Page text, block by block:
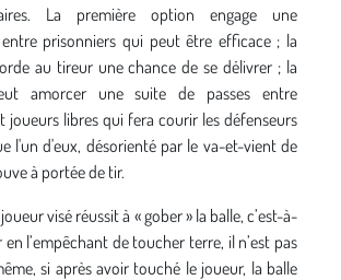
La première option engage une
prisonniers qui peut être efficace ; la
au tireur une chance de se délivrer ; la
amorcer une suite de passes entre
joueurs libres qui fera courir les défenseurs
l'un d'eux, désorienté par le va-et-vient de
à portée de tir.
visé réussit à « gober » la balle, c’est-à-
l’empêchant de toucher terre, il n’est pas
si après avoir touché le joueur, la balle